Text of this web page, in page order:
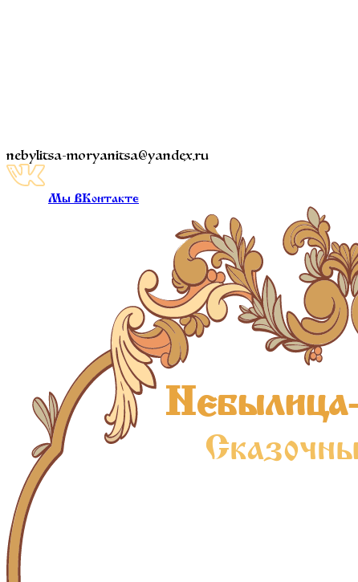
nebylitsa-moryanitsa@yandex.ru
Мы ВКонтакте